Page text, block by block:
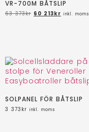
VR-700M BÅTSLIP
63 373kr 60 213kr inkl. moms
SOLPANEL FÖR BÅTSLIP
3 373 kr inkl. moms